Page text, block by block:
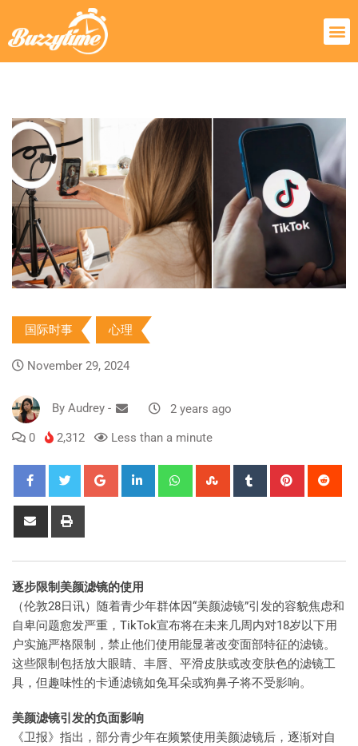
国际时事 心理
November 29, 2024
By Audrey - 2 years ago
0 2,312 Less than a minute
逐步限制美颜滤镜的使用
（伦敦28日讯）随着青少年群体因“美颜滤镜”引发的容貌焦虑和
自卑问题愈发严重，TikTok宣布将在未来几周内对18岁以下用
户实施严格限制，禁止他们使用能显著改变面部特征的滤镜。
这些限制包括放大眼睛、丰唇、平滑皮肤或改变肤色的滤镜工
具，但趣味性的卡通滤镜如兔耳朵或狗鼻子将不受影响。
美颜滤镜引发的负面影响
《卫报》指出，部分青少年在频繁使用美颜滤镜后，逐渐对自